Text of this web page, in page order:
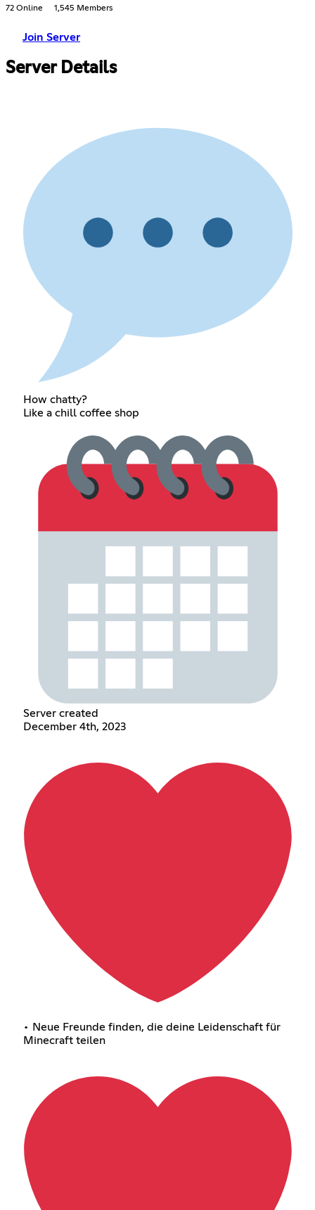
72 Online 1,545 Members
Join Server
Server Details
How chatty?
Like a chill coffee shop
Server created
December 4th, 2023
• Neue Freunde finden, die deine Leidenschaft für
Minecraft teilen